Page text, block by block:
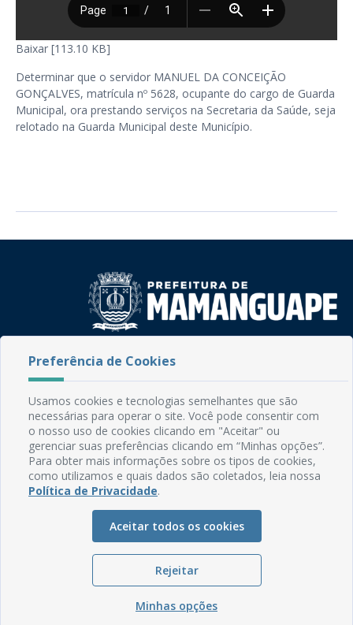
Baixar [113.10 KB]
Determinar que o servidor MANUEL DA CONCEIÇÃO
GONÇALVES, matrícula nº 5628, ocupante do cargo de Guarda
Municipal, ora prestando serviços na Secretaria da Saúde, seja
relotado na Guarda Municipal deste Município.
Rua do Imperador, 78, Centro
Email: comunicacao@mamanguape.pb.gov.br
Expediente: Segunda à Sexta, das 08h às 13h
Mapa do Site
Perguntas frequentes
Glossário
Ouvidoria
Serviços Internos
Política de Privacidade
Preferência de Cookies
Usamos cookies e tecnologias semelhantes que são
necessárias para operar o site. Você pode consentir com
o nosso uso de cookies clicando em "Aceitar" ou
gerenciar suas preferências clicando em “Minhas opções”.
Para obter mais informações sobre os tipos de cookies,
como utilizamos e quais dados são coletados, leia nossa
Política de Privacidade.
Aceitar todos os cookies
Rejeitar
Minhas opções